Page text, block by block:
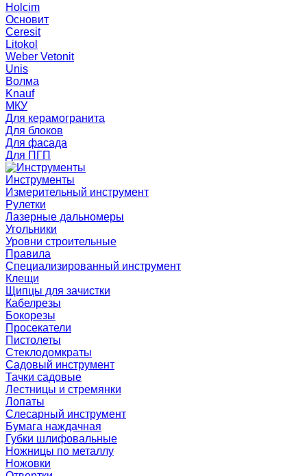
Holcim
Основит
Ceresit
Litokol
Weber Vetonit
Unis
Волма
Knauf
МКУ
Для керамогранита
Для блоков
Для фасада
Для ПГП
Инструменты
Измерительный инструмент
Рулетки
Лазерные дальномеры
Угольники
Уровни строительные
Правила
Специализированный инструмент
Клещи
Щипцы для зачистки
Кабелрезы
Бокорезы
Просекатели
Пистолеты
Стеклодомкраты
Садовый инструмент
Тачки садовые
Лестницы и стремянки
Лопаты
Слесарный инструмент
Бумага наждачная
Губки шлифовальные
Ножницы по металлу
Ножовки